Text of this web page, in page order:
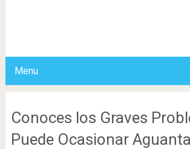
Menu
Conoces los Graves
Puede Ocasionar